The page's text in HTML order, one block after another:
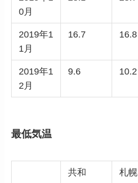
0月
2019年1
1月
16.7 16.8
2019年1
2月
9.6 10.2
最低気温
共和 札幌